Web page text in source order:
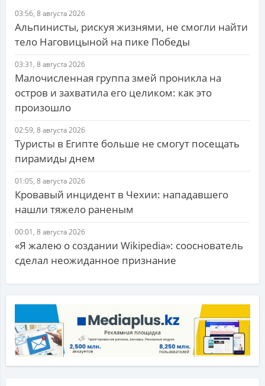
03:56, 8 августа 2026
Альпинисты, рискуя жизнями, не смогли найти
тело Наговицыной на пике Победы
03:31, 8 августа 2026
Малочисленная группа змей проникла на
остров и захватила его целиком: как это
произошло
02:59, 8 августа 2026
Туристы в Египте больше не смогут посещать
пирамиды днем
01:05, 8 августа 2026
Кровавый инцидент в Чехии: нападавшего
нашли тяжело раненым
00:01, 8 августа 2026
«Я жалею о создании Wikipedia»: сооснователь
сделал неожиданное признание